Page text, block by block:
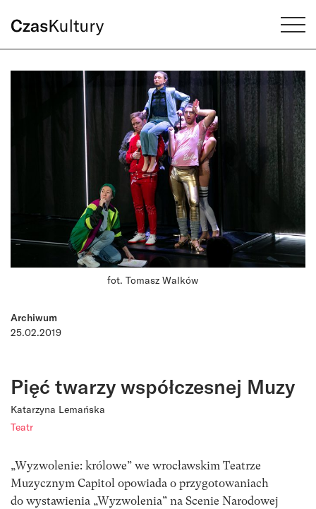
Archiwum
25.02.2019
Pięć twarzy współczesnej Muzy
Katarzyna Lemańska
Teatr
„Wyzwolenie: królowe” we wrocławskim Teatrze
Muzycznym Capitol opowiada o przygotowaniach
do wystawienia „Wyzwolenia” na Scenie Narodowej
fot. Tomasz Walków